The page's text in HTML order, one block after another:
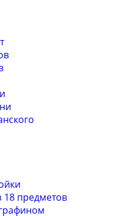
предметов